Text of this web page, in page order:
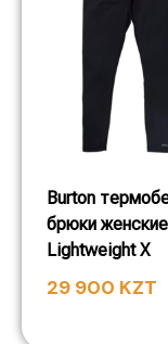
Burton
брюки женские
Lightweight X
29 900 KZT